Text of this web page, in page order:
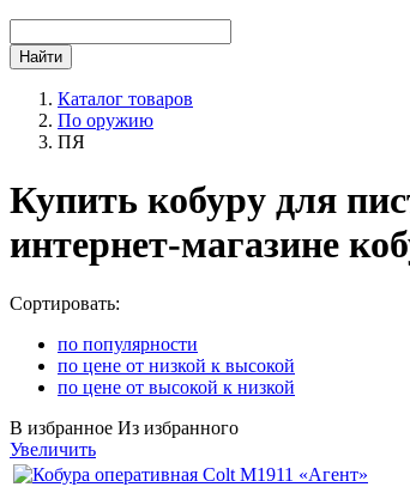
Каталог товаров
По оружию
ПЯ
Купить кобуру для
интернет-магазине
Сортировать:
по популярности
по цене от низкой к высокой
по цене от высокой к низкой
В избранное Из избранного
Увеличить